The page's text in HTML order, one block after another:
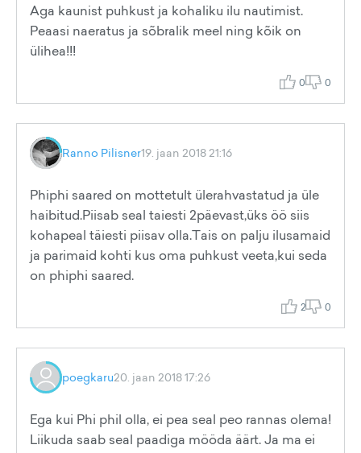
Aga kaunist puhkust ja kohaliku ilu nautimist.
Peaasi naeratus ja sõbralik meel ning kõik on
ülihea!!!
0 0
Ranno Pilisner19. jaan 2018 21:16
Phiphi saared on mottetult ülerahvastatud ja üle
haibitud.Piisab seal taiesti 2päevast,üks öö siis
kohapeal täiesti piisav olla.Tais on palju ilusamaid
ja parimaid kohti kus oma puhkust veeta,kui seda
on phiphi saared.
2 0
poegkaru20. jaan 2018 17:26
Ega kui Phi phil olla, ei pea seal peo rannas olema!
Liikuda saab seal paadiga mööda äärt. Ja ma ei